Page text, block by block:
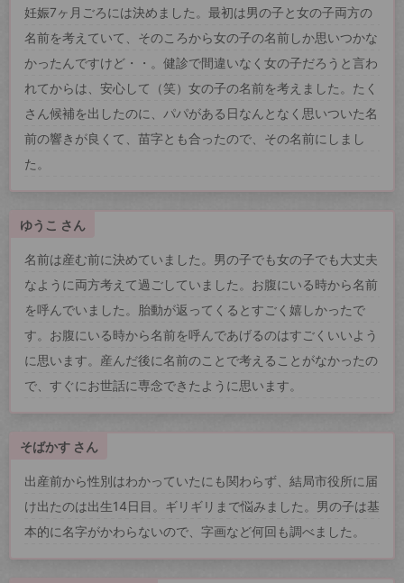
妊娠7ヶ月ごろには決めました。最初は男の子と女の子両方の
名前を考えていて、そのころから女の子の名前しか思いつかな
かったんですけど・・。健診で間違いなく女の子だろうと言わ
れてからは、安心して（笑）女の子の名前を考えました。たく
さん候補を出したのに、パパがある日なんとなく思いついた名
前の響きが良くて、苗字とも合ったので、その名前にしまし
た。
ゆうこ さん
名前は産む前に決めていました。男の子でも女の子でも大丈夫
なように両方考えて過ごしていました。お腹にいる時から名前
を呼んでいました。胎動が返ってくるとすごく嬉しかったで
す。お腹にいる時から名前を呼んであげるのはすごくいいよう
に思います。産んだ後に名前のことで考えることがなかったの
で、すぐにお世話に専念できたように思います。
そばかす さん
出産前から性別はわかっていたにも関わらず、結局市役所に届
け出たのは出生14日目。ギリギリまで悩みました。男の子は基
本的に名字がかわらないので、字画など何回も調べました。